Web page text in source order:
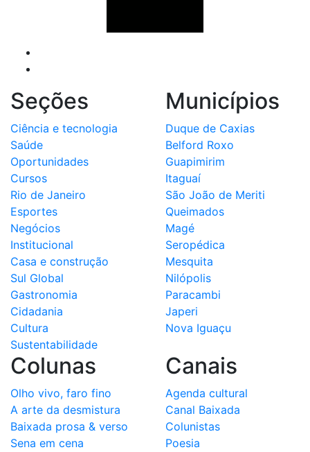
Seções
Ciência e tecnologia
Saúde
Oportunidades
Cursos
Rio de Janeiro
Esportes
Negócios
Institucional
Casa e construção
Sul Global
Gastronomia
Cidadania
Cultura
Sustentabilidade
Municípios
Duque de Caxias
Belford Roxo
Guapimirim
Itaguaí
São João de Meriti
Queimados
Magé
Seropédica
Mesquita
Nilópolis
Paracambi
Japeri
Nova Iguaçu
Colunas
Olho vivo, faro fino
A arte da desmistura
Baixada prosa & verso
Sena em cena
Canais
Agenda cultural
Canal Baixada
Colunistas
Poesia